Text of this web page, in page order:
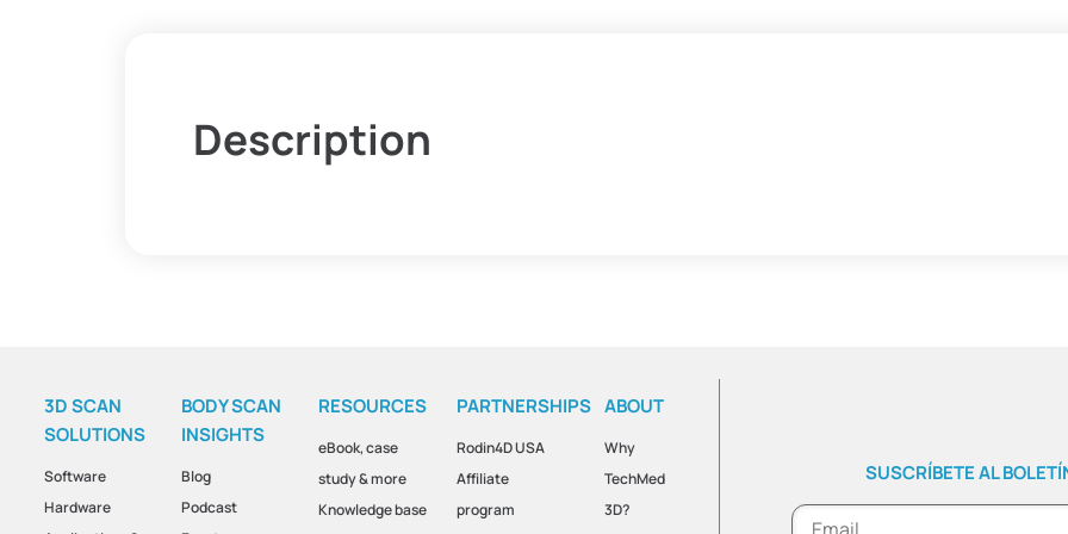
Description
3D SCAN
SOLUTIONS
Software
Hardware
BODY SCAN
INSIGHTS
Blog
Podcast
RESOURCES
eBook, case
study & more
Knowledge base
PARTNERSHIPS
Rodin4D USA
Affiliate
program
ABOUT
Why
TechMed
3D?
SUSCRÍBETE AL